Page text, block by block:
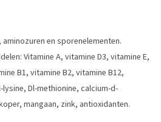
en sporenelementen.
Vitamine A, vitamine D3, vitamine E,
B1, vitamine B2, vitamine B12,
Dl-methionine, calcium-d-
mangaan, zink, antioxidanten.